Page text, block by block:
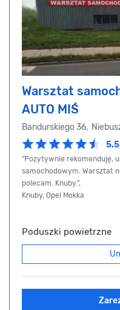
Warsztat
AUTO MIŚ
Bandurskiego 36,
5.5
"Pozytywnie rekomenduję,
samochodowym. Warsztat
polecam. Knuby.",
Knuby, Opel Mokka
Poduszki powietrzne